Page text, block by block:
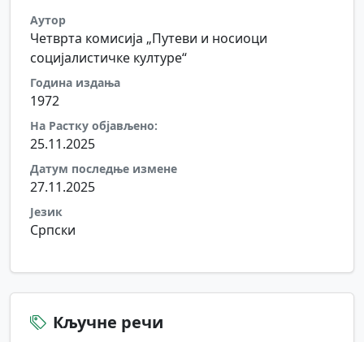
Аутор
Четврта комисија „Путеви и носиоци
социјалистичке културе“
Година издања
1972
На Растку објављено:
25.11.2025
Датум последње измене
27.11.2025
Језик
Српски
Кључне речи